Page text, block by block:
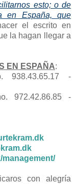
esto; o de
en España, que
el escrito en
la hagan llegar a
EN ESPAÑA:
-
972.42.86.85 -
management/
con alegría